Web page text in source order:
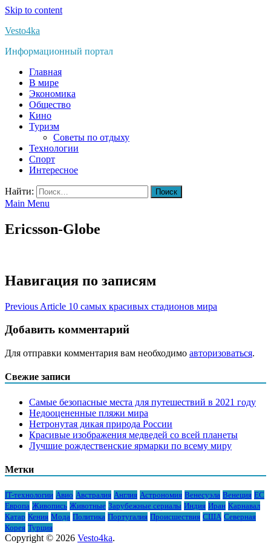
Skip to content
Vesto4ka
Информационный портал
Главная
В мире
Экономика
Общество
Кино
Туризм
Советы по отдыху
Технологии
Спорт
Интересное
Найти:
Main Menu
Ericsson-Globe
Навигация по записям
Previous Article 10 самых красивых стадионов мира
Добавить комментарий
Для отправки комментария вам необходимо авторизоваться.
Свежие записи
Самые безопасные места для путешествий в 2021 году
Недооцененные пляжи мира
Нетронутая дикая природа России
Красивые изображения медведей со всей планеты
Лучшие рождественские ярмарки по всему миру
Метки
IT-технологии Авио Австралия Англия Астрономия Венесуэла Венеция ЕС
Европа Живопись Животные Зарубежные сериалы Индия Иран Карнавал
Катар Кения Мода Политика Португалия Происшествия США Северная
Корея Турция
Copyright © 2026 Vesto4ka.